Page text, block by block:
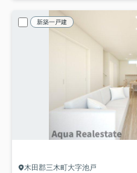
新築一戸建
木田郡三木町大字池戸